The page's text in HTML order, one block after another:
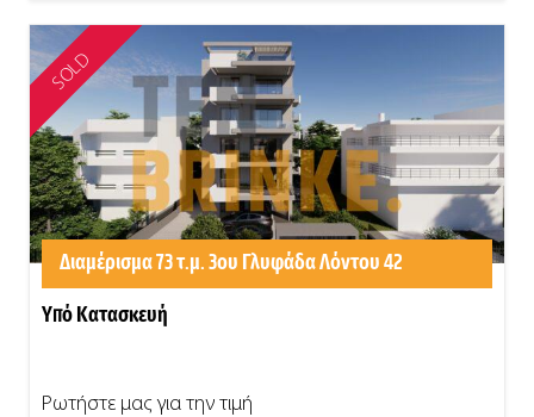
SOLD
Διαμέρισμα 73 τ.μ. 3ου Γλυφάδα Λόντου 42
Υπό Κατασκευή
Ρωτήστε μας για την τιμή